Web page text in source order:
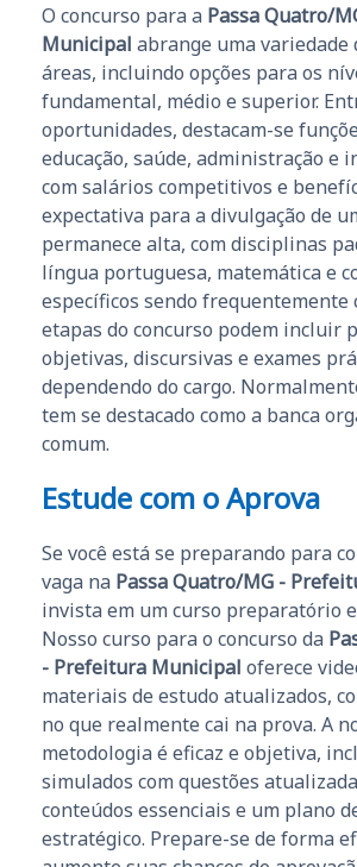
O concurso para a Passa Quatro/
Municipal abrange uma variedade
áreas, incluindo opções para os
fundamental, médio e superior.
oportunidades, destacam-se
educação, saúde, administração e
com salários competitivos e
expectativa para a divulgação de
permanece alta, com disciplinas
língua portuguesa, matemática e
específicos sendo frequentemente
etapas do concurso podem incluir
objetivas, discursivas e exames
dependendo do cargo.
tem se destacado como a banca
comum.
Estude com o Aprova
Se você está se preparando para
vaga na Passa Quatro/MG -
invista em um curso preparatório
Nosso curso para o concurso da
- Prefeitura Municipal oferece
materiais de estudo atualizados,
no que realmente cai na prova. A
metodologia é eficaz e objetiva,
simulados com questões
conteúdos essenciais e um plano
estratégico. Prepare-se de forma